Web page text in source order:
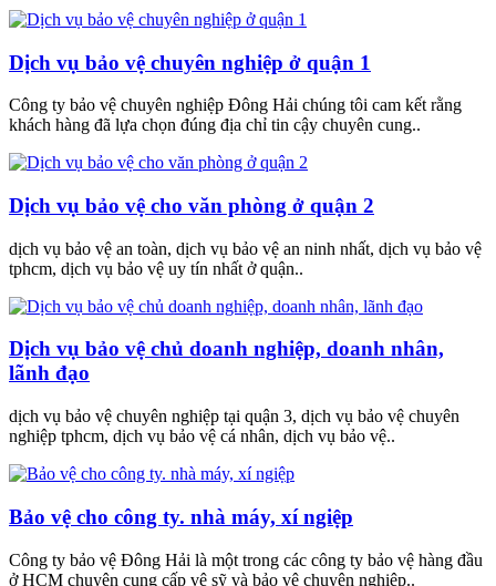
Dịch vụ bảo vệ chuyên nghiệp ở quận 1
Công ty bảo vệ chuyên nghiệp Đông Hải chúng tôi cam kết rằng
khách hàng đã lựa chọn đúng địa chỉ tin cậy chuyên cung..
Dịch vụ bảo vệ cho văn phòng ở quận 2
dịch vụ bảo vệ an toàn, dịch vụ bảo vệ an ninh nhất, dịch vụ bảo vệ
tphcm, dịch vụ bảo vệ uy tín nhất ở quận..
Dịch vụ bảo vệ chủ doanh nghiệp, doanh nhân,
lãnh đạo
dịch vụ bảo vệ chuyên nghiệp tại quận 3, dịch vụ bảo vệ chuyên
nghiệp tphcm, dịch vụ bảo vệ cá nhân, dịch vụ bảo vệ..
Bảo vệ cho công ty. nhà máy, xí ngiệp
Công ty bảo vệ Đông Hải là một trong các công ty bảo vệ hàng đầu
ở HCM chuyên cung cấp vệ sỹ và bảo vệ chuyên nghiệp..